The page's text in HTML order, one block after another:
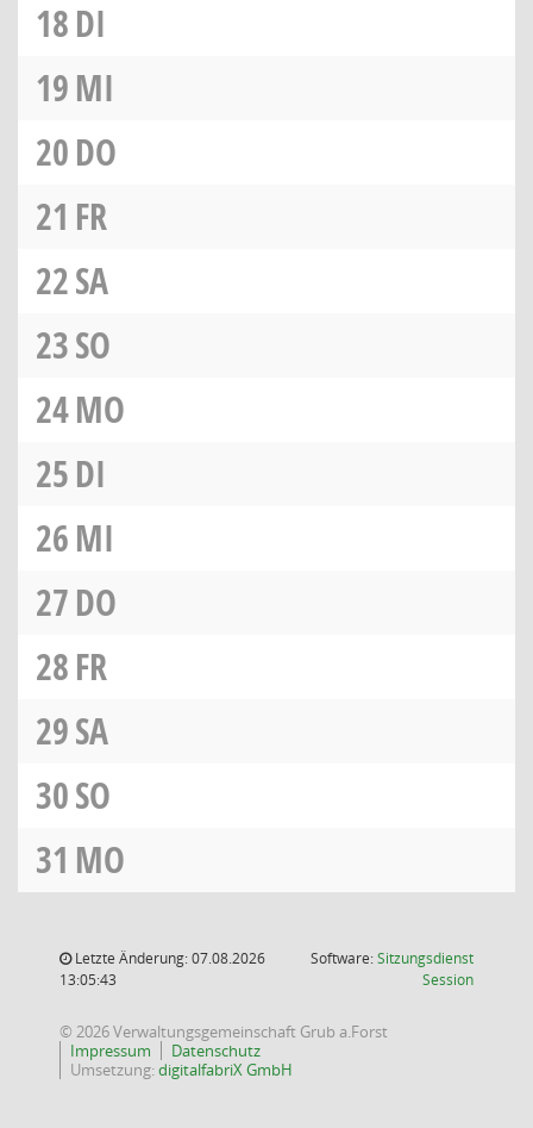
18DI
19MI
20DO
21 FR
22SA
23SO
24MO
25DI
26MI
27DO
28FR
29SA
30SO
31 MO
Letzte Änderung: 07.08.2026
13:05:43
Software:Sitzungsdienst
Session(Wird in
© 2026 Verwaltungsgemeinschaft Grub a.Forst
Impressum
Datenschutz
Umsetzung:digitalfabriX GmbH